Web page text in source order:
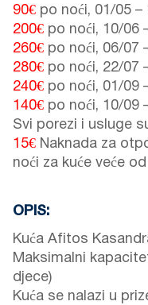
90€ po noći, 01/05 –
200€ po noći, 10/06
260€ po noći, 06/07
280€ po noći, 22/07
240€ po noći, 01/09
140€ po noći, 10/09
Svi porezi i usluge
15€ Naknada za
noći za kuće veće od
OPIS:
Kuća Afitos
Maksimalni
djece)
Kuća se nalazi u